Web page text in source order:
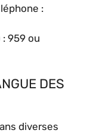
:
959 ou
DES
diverses